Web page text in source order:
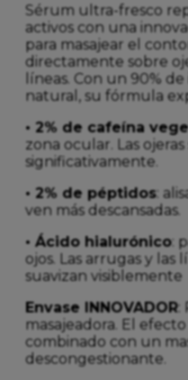
Sérum ultra-fresco
activos con una
para masajear el
directamente sobre
líneas. Con un 90%
natural, su fórmula
• 2% de cafeína
zona ocular. Las
significativamente.
• 2% de péptidos:
ven más descansadas.
• Ácido hialurónico :
ojos. Las arrugas y las
suavizan visiblemente
Envase INNOVADOR:
masajeadora. El
combinado con un
descongestionante.